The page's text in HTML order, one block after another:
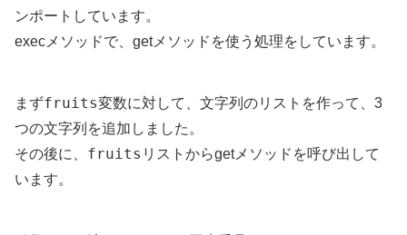
ンポートしています。
execメソッドで、getメソッドを使う処理をしています。
まずfruits変数に対して、文字列のリストを作って、3
つの文字列を追加しました。
その後に、 fruits リストからgetメソッドを呼び出して
います。